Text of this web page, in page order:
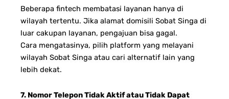
Beberapa fintech membatasi layanan hanya di
wilayah tertentu. Jika alamat domisili Sobat Singa di
luar cakupan layanan, pengajuan bisa gagal.
Cara mengatasinya, pilih platform yang melayani
wilayah Sobat Singa atau cari alternatif lain yang
lebih dekat.
7. Nomor Telepon Tidak Aktif atau Tidak Dapat